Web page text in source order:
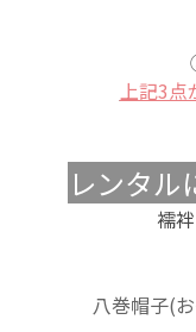
上記3点
レンタル
襦
八巻帽子(